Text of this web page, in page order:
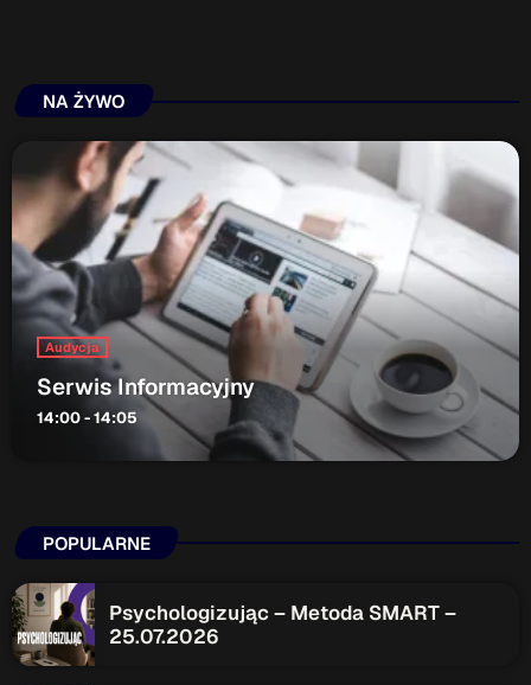
NA ŻYWO
Audycja
Serwis Informacyjny
14:00 - 14:05
POPULARNE
Psychologizując – Metoda SMART –
25.07.2026